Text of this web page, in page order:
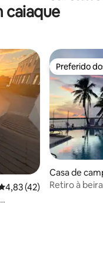
Beach,
caiaque
de uma avaliação
4,83 (42)
Preferido
Preferido
Casa de
Retiro à